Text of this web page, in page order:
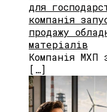
для
компанія
продажу
матеріалів
Компанія МХП
[…]